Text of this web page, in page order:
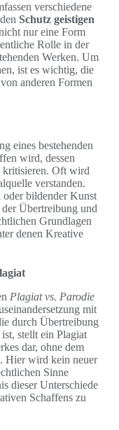
verschiedene
Schutz geistigen
nur eine Form
Rolle in der
Werken. Um
ist es wichtig, die
von anderen Formen
eines bestehenden
wird, dessen
kritisieren. Oft wird
verstanden.
bildender Kunst
Übertreibung und
Grundlagen
denen Kreative
Plagiat vs. Parodie
mit
durch Übertreibung
stellt ein Plagiat
dar, ohne dem
Hier wird kein neuer
Sinne
dieser Unterschiede
Schaffens zu